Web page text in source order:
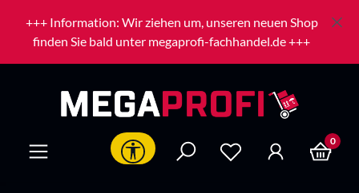
Zum Hauptinhalt springen
+++ Information: Wir ziehen um, unseren neuen Shop
finden Sie bald unter megaprofi-fachhandel.de +++
Werkzeugleiste anzeigen 0